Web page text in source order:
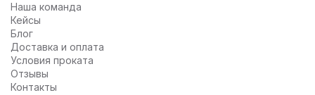
Наша команда
Кейсы
Блог
Доставка и оплата
Условия проката
Отзывы
Контакты